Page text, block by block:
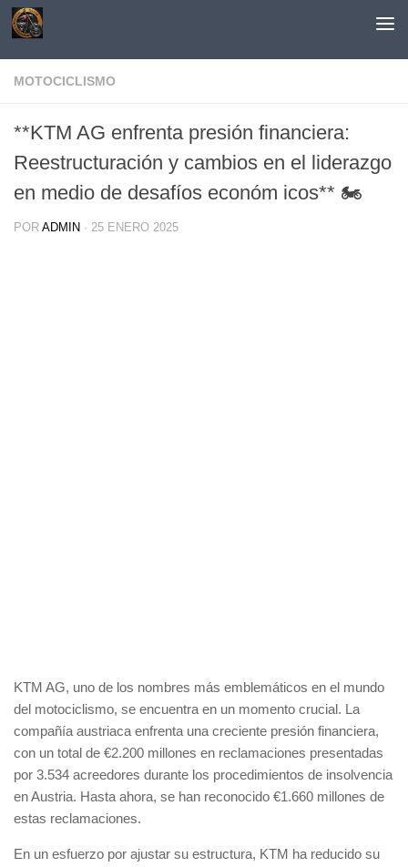
Saltar al contenido
MOTOCICLISMO
**KTM AG enfrenta presión financiera:
Reestructuración y cambios en el liderazgo
en medio de desafíos económ icos** 🏍️
POR ADMIN · 25 ENERO 2025
KTM AG, uno de los nombres más emblemáticos en el mundo
del motociclismo, se encuentra en un momento crucial. La
compañía austriaca enfrenta una creciente presión financiera,
con un total de €2.200 millones en reclamaciones presentadas
por 3.534 acreedores durante los procedimientos de insolvencia
en Austria. Hasta ahora, se han reconocido €1.660 millones de
estas reclamaciones.
En un esfuerzo por ajustar su estructura, KTM ha reducido su